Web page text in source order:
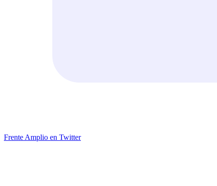
Frente Amplio en Twitter